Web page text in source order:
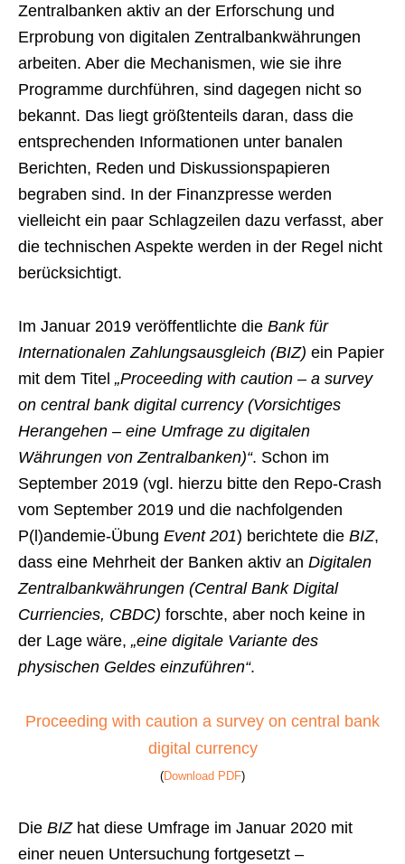
Zentralbanken aktiv an der Erforschung und
Erprobung von digitalen Zentralbankwährungen
arbeiten. Aber die Mechanismen, wie sie ihre
Programme durchführen, sind dagegen nicht so
bekannt. Das liegt größtenteils daran, dass die
entsprechenden Informationen unter banalen
Berichten, Reden und Diskussionspapieren
begraben sind. In der Finanzpresse werden
vielleicht ein paar Schlagzeilen dazu verfasst, aber
die technischen Aspekte werden in der Regel nicht
berücksichtigt.
Im Januar 2019 veröffentlichte die Bank für
Internationalen Zahlungsausgleich (BIZ) ein Papier
mit dem Titel „Proceeding with caution – a survey
on central bank digital currency (Vorsichtiges
Herangehen – eine Umfrage zu digitalen
Währungen von Zentralbanken)“. Schon im
September 2019 (vgl. hierzu bitte den Repo-Crash
vom September 2019 und die nachfolgenden
P(l)andemie-Übung Event 201) berichtete die BIZ,
dass eine Mehrheit der Banken aktiv an Digitalen
Zentralbankwährungen (Central Bank Digital
Curriencies, CBDC) forschte, aber noch keine in
der Lage wäre, „eine digitale Variante des
physischen Geldes einzuführen“.
Proceeding with caution a survey on central bank
digital currency
(Download PDF)
Die BIZhat diese Umfrage im Januar 2020 mit
einer neuen Untersuchung fortgesetzt –